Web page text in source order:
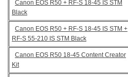
Canon EOS R50 + RF-S 18-45 IS STM
Black
Canon EOS R50 + RF-S 18-45 IS STM +
RF-S 55-210 IS STM Black
Canon EOS R50 18-45 Content Creator
Kit